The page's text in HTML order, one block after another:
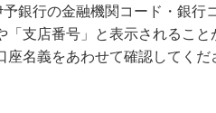
銀行の金融機関コード・銀行
「支店番号」と表示されるこ
名義をあわせて確認してくだ